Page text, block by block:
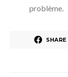
problème.
SHARE